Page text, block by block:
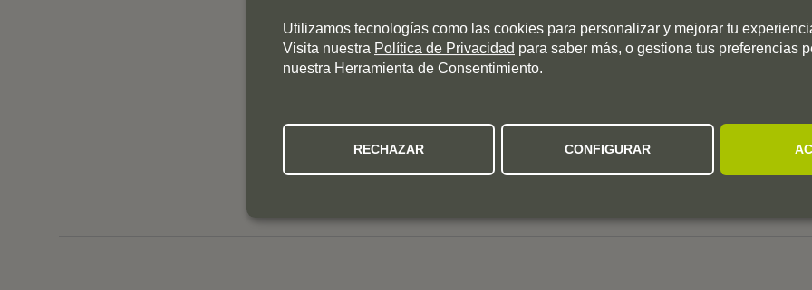
OPINION DE LOS CLIENTES
0 valoración
5
4
Utilizamos tecnologías como las cookies para personalizar y mejorar tu
Visita nuestra Política de Privacidad para saber más, o gestiona tus preferencias
nuestra Herramienta de Consentimiento.
RECHAZAR CONFIGURAR